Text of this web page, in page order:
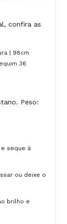
confira as
| 98cm
36
Peso:
seque à
ou deixe o
brilho e